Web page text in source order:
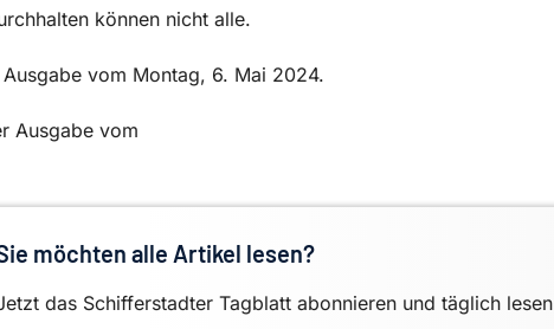
können nicht alle.
vom Montag, 6. Mai 2024.
Ausgabe vom
möchten alle Artikel lesen?
das Schifferstadter Tagblatt abonnieren und täglich lesen